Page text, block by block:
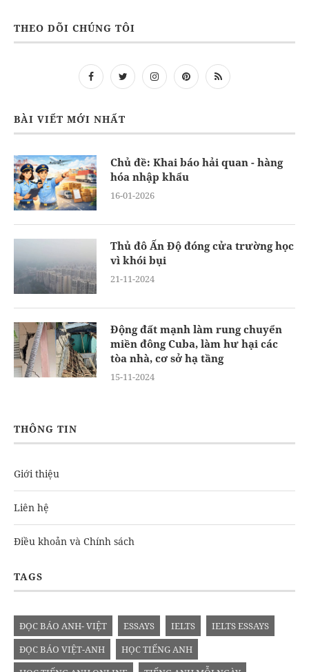
THEO DÕI CHÚNG TÔI
BÀI VIẾT MỚI NHẤT
Chủ đề: Khai báo hải quan - hàng
hóa nhập khẩu
16-01-2026
Thủ đô Ấn Độ đóng cửa trường học
vì khói bụi
21-11-2024
Động đất mạnh làm rung chuyển
miền đông Cuba, làm hư hại các
tòa nhà, cơ sở hạ tầng
15-11-2024
THÔNG TIN
Giới thiệu
Liên hệ
Điều khoản và Chính sách
TAGS
ĐỌC BÁO ANH- VIỆT ESSAYS IELTS
IELTS ESSAYS
ĐỌC BÁO VIỆT-ANH
HỌC TIẾNG ANH